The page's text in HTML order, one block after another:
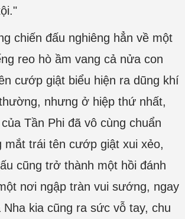
chiến đấu nghiêng hẳn về một
reo hò ầm vang cả nửa con
cướp giật biểu hiện ra dũng khí
nhưng ở hiệp thứ nhất,
Tần Phi đã vô cùng chuẩn
mắt trái tên cướp giật xui xẻo,
cũng trở thành một hồi đánh
nơi ngập tràn vui sướng, ngay
kia cũng ra sức vỗ tay, chu